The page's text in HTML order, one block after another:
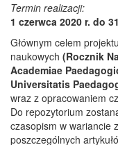
Termin realizacji:
1 czerwca 2020 r. do
Głównym celem
naukowych (Rocznik
Academiae
Universitatis
wraz z opracowaniem
Do repozytorium
czasopism w wariancie
poszczególnych